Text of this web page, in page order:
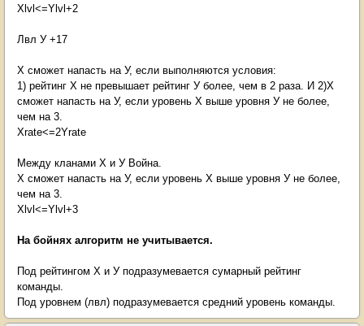
Xlvl<=Ylvl+2
Лвл У +17
Х сможет напасть на У, если выполняются условия:
1) рейтинг Х не превышает рейтинг У более, чем в 2 раза. И 2)Х
сможет напасть на У, если уровень Х выше уровня У не более,
чем на 3.
Xrate<=2Yrate
Между кланами Х и У Война.
Х сможет напасть на У, если уровень Х выше уровня У не более,
чем на 3.
Xlvl<=Ylvl+3
На бойнях алгоритм не учитывается.
Под рейтингом Х и У подразумевается сумарный рейтинг
команды.
Под уровнем (лвл) подразумевается средний уровень команды.